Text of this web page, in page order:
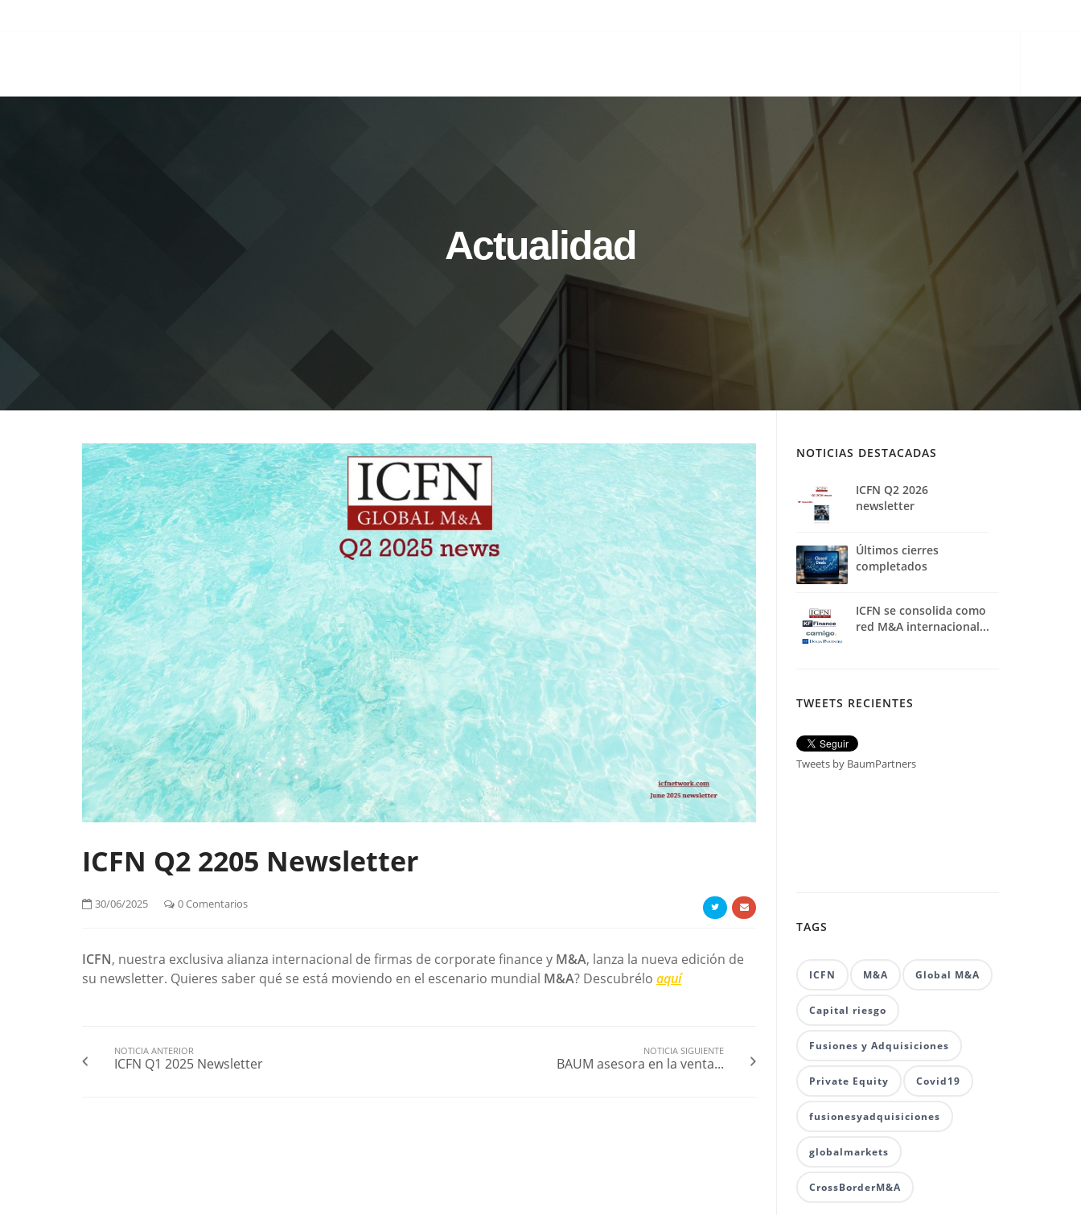
Actualidad
ICFN Q2 2205 Newsletter
30/06/2025 0 Comentarios
ICFN, nuestra exclusiva alianza internacional de firmas de corporate finance y M&A, lanza la nueva edición de
su newsletter. Quieres saber qué se está moviendo en el escenario mundial M&A? Descubrélo aquí
NOTICIA ANTERIOR
ICFN Q1 2025 Newsletter
NOTICIA SIGUIENTE
BAUM asesora en la venta...
NOTICIAS DESTACADAS
ICFN Q2 2026
newsletter
Últimos cierres
completados
ICFN se consolida como
red M&A internacional...
TWEETS RECIENTES
Tweets by BaumPartners
TAGS
ICFN M&A Global M&A
Capital riesgo
Fusiones y Adquisiciones
Private Equity Covid19
fusionesyadquisiciones
globalmarkets
CrossBorderM&A